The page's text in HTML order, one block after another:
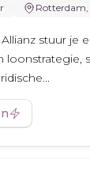
Rotterdam,
stuur